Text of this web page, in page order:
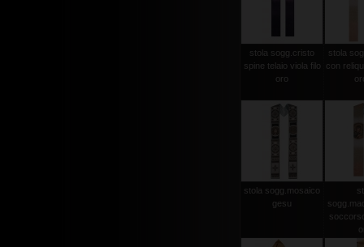
stola sogg.cristo
spine telaio viola filo
oro
stola
con
stola sogg.mosaico
gesu